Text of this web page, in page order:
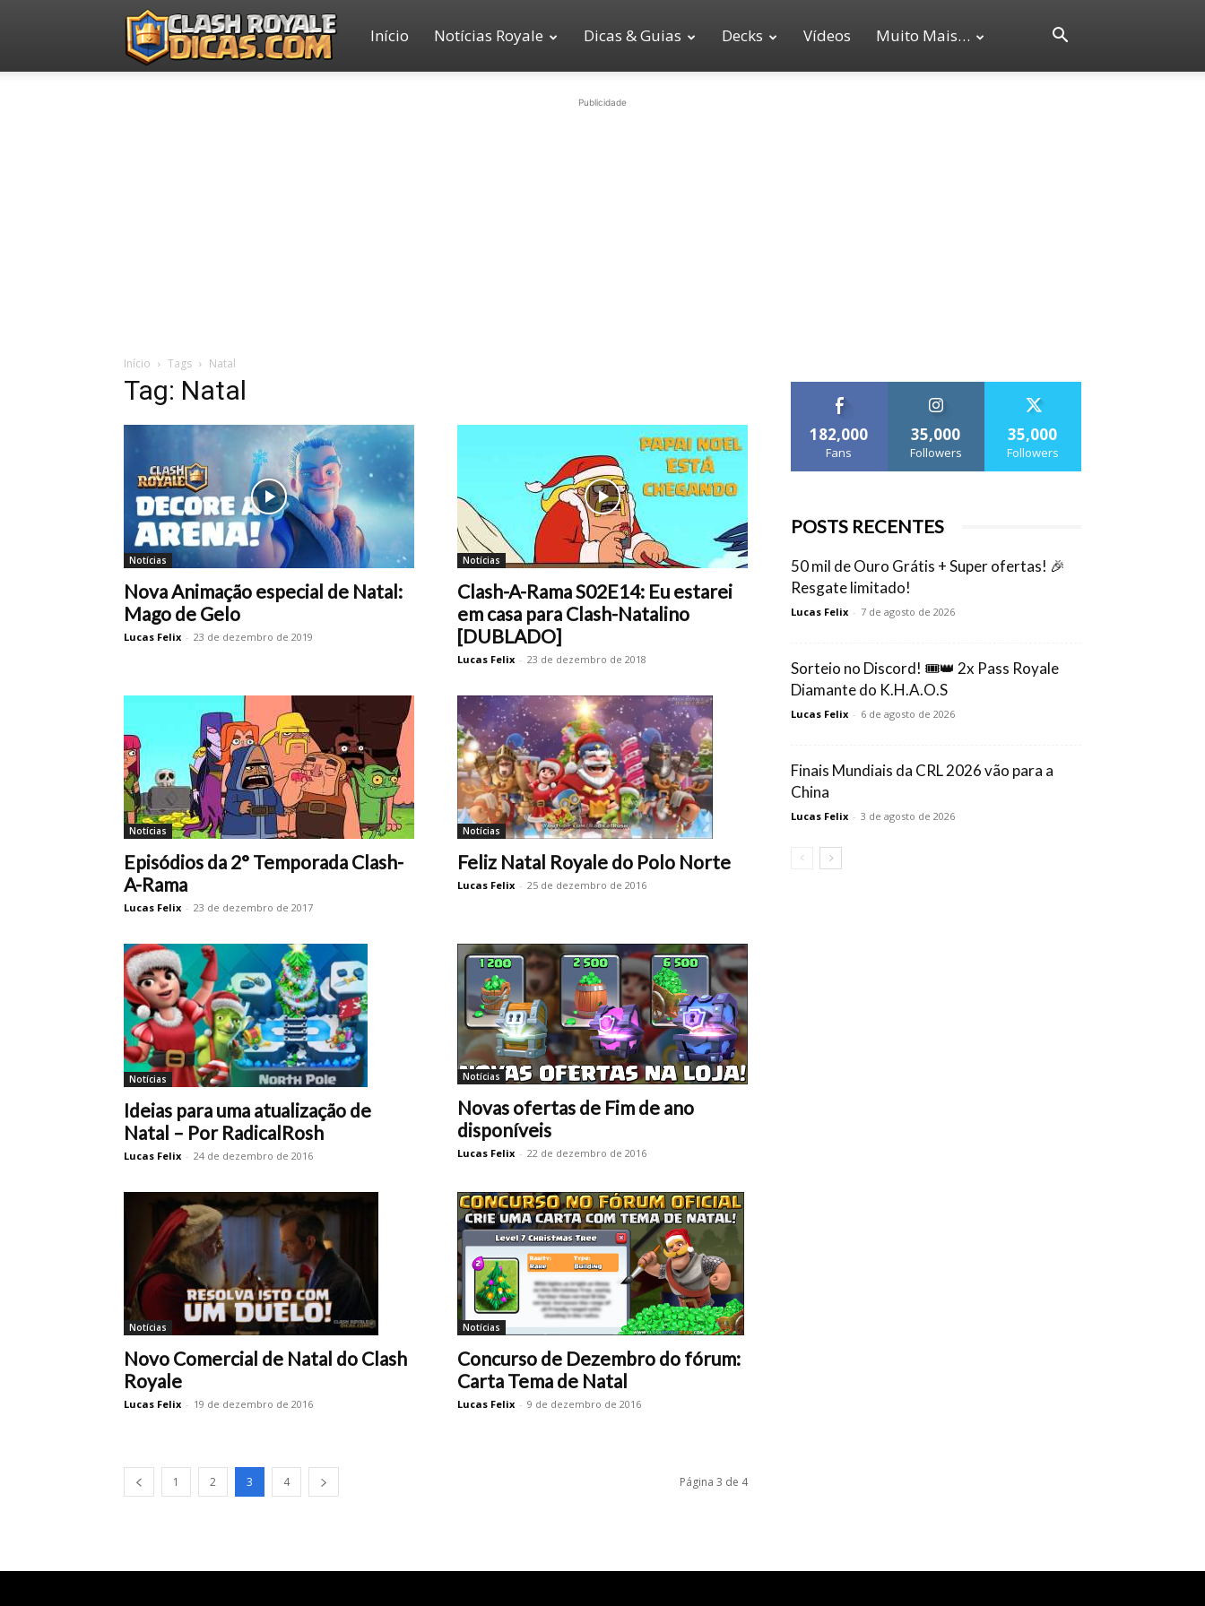
Clash
Início Notícias Royale Dicas & Guias Decks Vídeos Muito Mais…
Publicidade
Início Tags Natal
Tag: Natal
Notícias
Nova Animação especial de Natal:
Mago de Gelo
Lucas Felix - 23 de dezembro de 2019
Notícias
Clash-A-Rama S02E14: Eu estarei
em casa para Clash-Natalino
[DUBLADO]
Lucas Felix - 23 de dezembro de 2018
Notícias
Episódios da 2° Temporada Clash-
A-Rama
Lucas Felix - 23 de dezembro de 2017
Notícias
Feliz Natal Royale do Polo Norte
Lucas Felix - 25 de dezembro de 2016
Notícias
Ideias para uma atualização de
Natal – Por RadicalRosh
Lucas Felix - 24 de dezembro de 2016
Notícias
Novas ofertas de Fim de ano
disponíveis
Lucas Felix - 22 de dezembro de 2016
Notícias
Novo Comercial de Natal do Clash
Royale
Lucas Felix - 19 de dezembro de 2016
Notícias
Concurso de Dezembro do fórum:
Carta Tema de Natal
Lucas Felix - 9 de dezembro de 2016
1 2 3 4 Página 3 de 4
182,000
Fans
35,000
Followers
35,000
Followers
POSTS RECENTES
50 mil de Ouro Grátis + Super ofertas! 🎉
Resgate limitado!
Lucas Felix - 7 de agosto de 2026
Sorteio no Discord! 🎟️👑 2x Pass Royale
Diamante do K.H.A.O.S
Lucas Felix - 6 de agosto de 2026
Finais Mundiais da CRL 2026 vão para a
China
Lucas Felix - 3 de agosto de 2026